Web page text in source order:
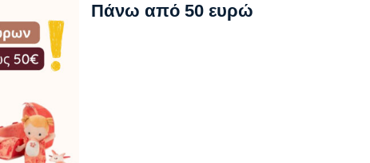
Πάνω από 50 ευρώ